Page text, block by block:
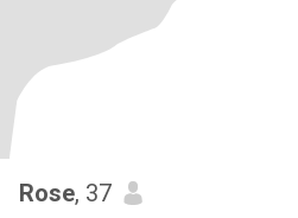
Rose, 37